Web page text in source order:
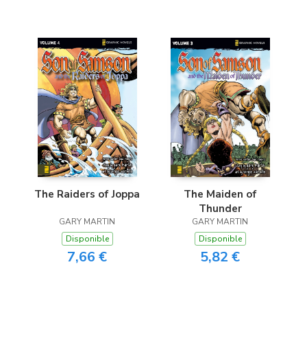
The Raiders of Joppa
GARY MARTIN
Disponible
7,66 €
The Maiden of
Thunder
GARY MARTIN
Disponible
5,82 €